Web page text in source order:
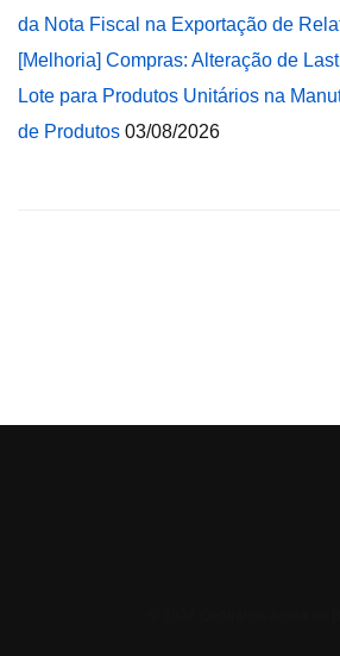
da Nota Fiscal na Exportação de
[Melhoria] Compras: Alteração de
Lote para Produtos Unitários na
de Produtos 03/08/2026